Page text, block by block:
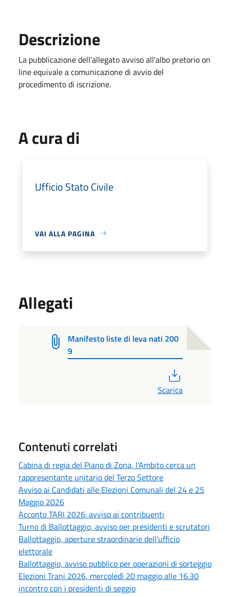
Descrizione
La pubblicazione dell'allegato avviso all'albo pretorio on
line equivale a comunicazione di avvio del
procedimento di iscrizione.
A cura di
Ufficio Stato Civile
VAI ALLA PAGINA
Allegati
Manifesto liste di leva nati 200
9
Scarica
Contenuti correlati
Cabina di regia del Piano di Zona, l'Ambito cerca un
rappresentante unitario del Terzo Settore
Avviso ai Candidati alle Elezioni Comunali del 24 e 25
Maggio 2026
Acconto TARI 2026: avviso ai contribuenti
Turno di Ballottaggio, avviso per presidenti e scrutatori
Ballottaggio, aperture straordinarie dell'ufficio
elettorale
Ballottaggio, avviso pubblico per operazioni di sorteggio
Elezioni Trani 2026, mercoledì 20 maggio alle 16.30
incontro con i presidenti di seggio